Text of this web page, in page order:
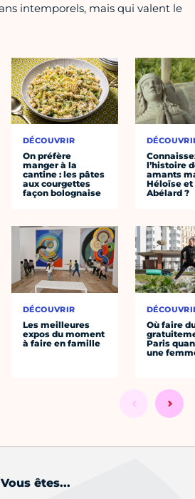
intemporels, mais qui valent le
DÉCOUVRIR
On préfère
manger à la
cantine : les pâtes
aux courgettes
façon bolognaise
DÉCOUVRIR
Les meilleures
expos du moment
à faire en famille
l’histoire
amants
Héloïse et
Abélard ?
Où faire
Paris
une
Vous êtes...